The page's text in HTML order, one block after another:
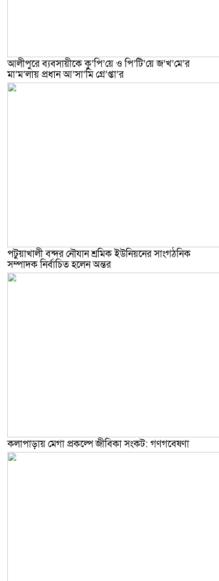
আলীপুরে ব্যবসায়ীকে কু’পি’য়ে ও পি’টি’য়ে জ’খ’মে’র
মা’ম’লায় প্রধান আ’সা’মি গ্রে’প্তা’র
পটুয়াখালী বন্দর নৌযান শ্রমিক ইউনিয়নের সাংগঠনিক
সম্পাদক নির্বাচিত হলেন অন্তর
কলাপাড়ায় মেগা প্রকল্পে জীবিকা সংকট: গণগবেষণা